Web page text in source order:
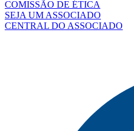
COMISSÃO DE ÉTICA
SEJA UM ASSOCIADO
CENTRAL DO ASSOCIADO